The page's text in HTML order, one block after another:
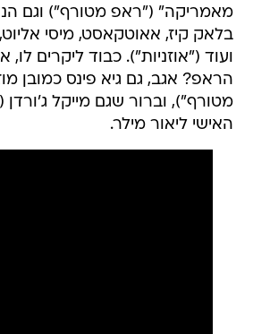
מאמריקה" ("ראפ מטורף") וגם
בלאק קיז, אאוטקאסט, מיסי
ועוד ("אוזניות"). כבוד ליקרים לו,
הראפ? אגב, גם גיא פינס כמובן
מטורף"), וברור שגם מייקל
האישי ליאור מילר.